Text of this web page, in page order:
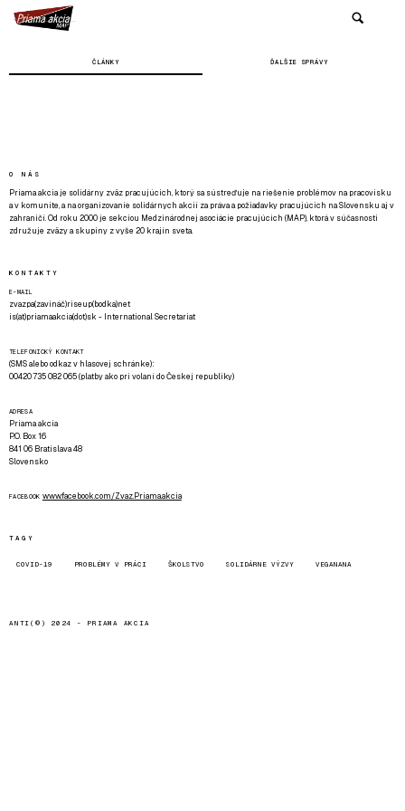
ČLÁNKY ĎALŠIE SPRÁVY
O NÁS
Priama akcia je solidárny zväz pracujúcich, ktorý sa sústreďuje na riešenie problémov na pracovisku
a v komunite, a na organizovanie solidárnych akcií za práva a požiadavky pracujúcich na Slovensku aj v
zahraničí. Od roku 2000 je sekciou Medzinárodnej asociácie pracujúcich (MAP), ktorá v súčasnosti
združuje zväzy a skupiny z vyše 20 krajín sveta.
KONTAKTY
E-MAIL
zvazpa(zavináč)riseup(bodka)net
is(at)priamaakcia(dot)sk - International Secretariat
TELEFONICKÝ KONTAKT
(SMS alebo odkaz v hlasovej schránke):
00420 735 082 065 (platby ako pri volaní do Českej republiky)
ADRESA
Priama akcia
P.O. Box 16
841 06 Bratislava 48
Slovensko
FACEBOOK www.facebook.com/Zvaz.Priama.akcia
TAGY
COVID-19 PROBLÉMY V PRÁCI ŠKOLSTVO SOLIDÁRNE VÝZVY VEGANANA
ANTI(©) 2024 - PRIAMA AKCIA